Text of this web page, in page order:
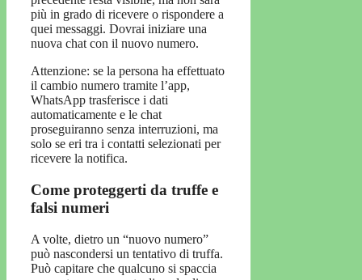
più in grado di ricevere o rispondere a
quei messaggi. Dovrai iniziare una
nuova chat con il nuovo numero.
Attenzione: se la persona ha effettuato
il cambio numero tramite l’app,
WhatsApp trasferisce i dati
automaticamente e le chat
proseguiranno senza interruzioni, ma
solo se eri tra i contatti selezionati per
ricevere la notifica.
Come proteggerti da truffe e
falsi numeri
A volte, dietro un “nuovo numero”
può nascondersi un tentativo di truffa.
Può capitare che qualcuno si spaccia